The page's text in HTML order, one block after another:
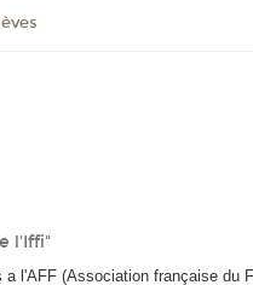
l'Iffi"
l'AFF (Association française du